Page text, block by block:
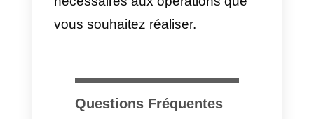
événement se produit, comme la
d’un nouveau message.